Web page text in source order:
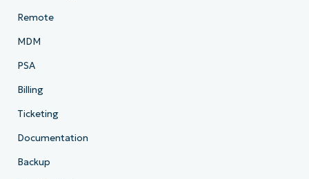
Remote
MDM
PSA
Billing
Ticketing
Documentation
Backup